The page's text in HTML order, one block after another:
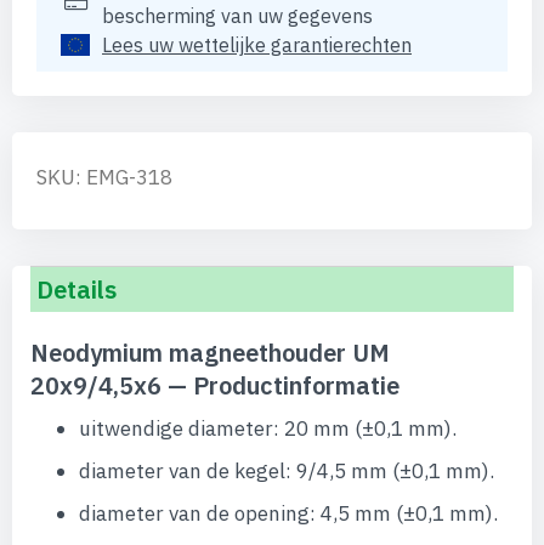
bescherming van uw gegevens
Lees uw wettelijke garantierechten
SKU: EMG-318
Details
Neodymium magneethouder UM
20x9/4,5x6 — Productinformatie
uitwendige diameter: 20 mm (±0,1 mm).
diameter van de kegel: 9/4,5 mm (±0,1 mm).
diameter van de opening: 4,5 mm (±0,1 mm).